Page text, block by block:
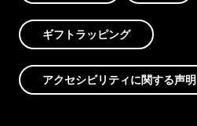
ギフトラッピング
アクセシビリティに関する声明